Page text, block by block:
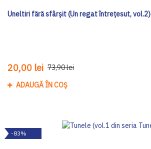
Uneltiri fără sfârșit (Un regat întrețesut, vol.2)
20,00 lei 73,90 lei
ADAUGĂ ÎN COȘ
-83%